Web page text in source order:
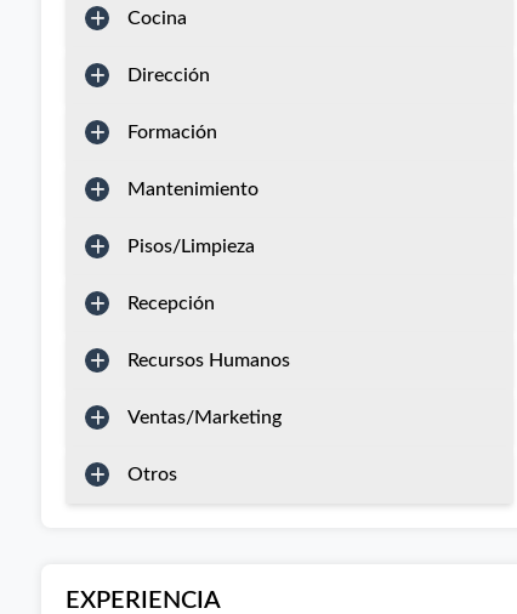
Cocina
Dirección
Formación
Mantenimiento
Pisos/Limpieza
Recepción
Recursos Humanos
Ventas/Marketing
Otros
EXPERIENCIA